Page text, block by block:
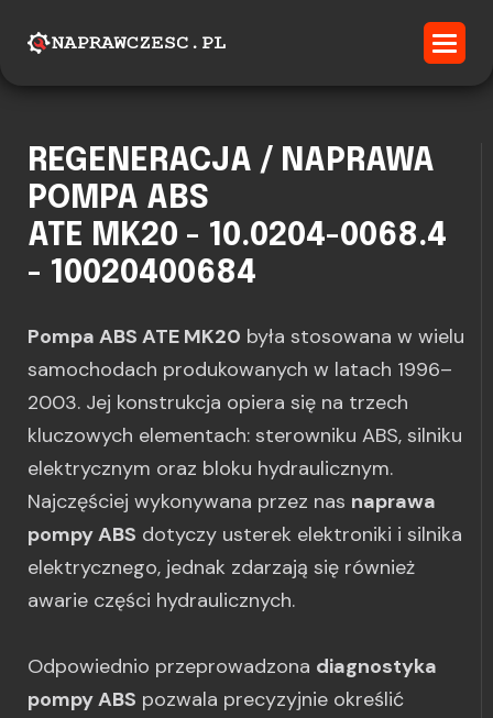
REGENERACJA / NAPRAWA
POMPA ABS
ATE MK20 - 10.0204-0068.4
- 10020400684
Pompa ABS ATE MK20 była stosowana w wielu
samochodach produkowanych w latach 1996–
2003. Jej konstrukcja opiera się na trzech
kluczowych elementach: sterowniku ABS, silniku
elektrycznym oraz bloku hydraulicznym.
Najczęściej wykonywana przez nas naprawa
pompy ABS dotyczy usterek elektroniki i silnika
elektrycznego, jednak zdarzają się również
awarie części hydraulicznych.
Odpowiednio przeprowadzona diagnostyka
pompy ABS pozwala precyzyjnie określić